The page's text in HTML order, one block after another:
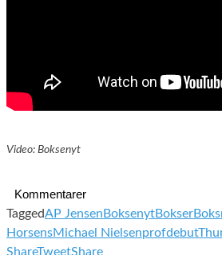
Video: Boksenyt
Kommentarer
TaggedAP Jensen BoksenytBokser
HorsensMichael Nielsenprofdebut
ShareTweetShare